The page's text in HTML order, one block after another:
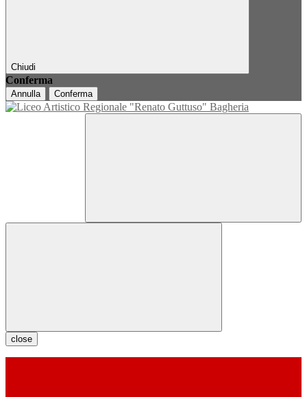
Chiudi
Conferma
Annulla Conferma
close